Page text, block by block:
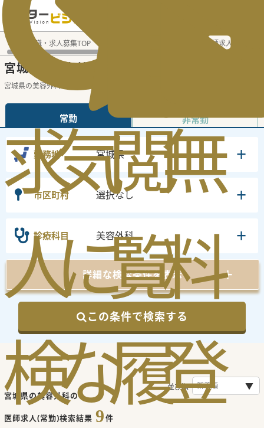
求
人
検
気
に
な
閲
覧
履
無
料
登
医師転職・求人募集TOP 宮城県 医師求人
宮城県 美容外科
宮城県の美容外科の常勤の医師求人の検索
常勤 非常勤
勤務地 宮城県
市区町村 選択なし
診療科目 美容外科
詳細な検索条件を表示
この条件で検索する
宮城県の美容外科の
医師求人(常勤)検索結果 9件
並び順